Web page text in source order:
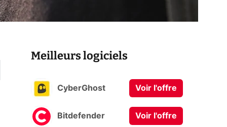
Meilleurs logiciels
CyberGhost Voir l'offre
Bitdefender Voir l'offre